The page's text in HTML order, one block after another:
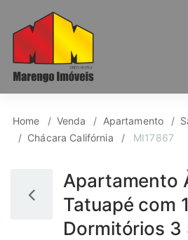
Home Venda Apartamento
Chácara Califórnia
MI17867
Apartamento
Tatuapé com
Dormitórios 3